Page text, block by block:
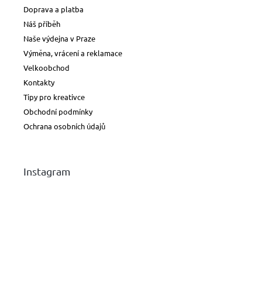
Doprava a platba
Náš příběh
Naše výdejna v Praze
Výměna, vrácení a reklamace
Velkoobchod
Kontakty
Tipy pro kreativce
Obchodní podmínky
Ochrana osobních údajů
Instagram